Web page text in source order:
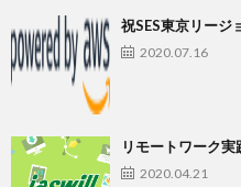
祝SES東京リージ
2020.07.16
リモートワーク実
2020.04.21